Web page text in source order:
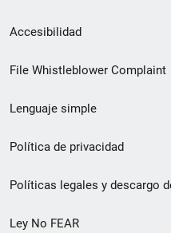
Menú
de
de
pie
de
página
Accesibilidad
File Whistleblower Complaint
Lenguaje simple
Política de privacidad
Políticas legales y descargo
Ley No FEAR